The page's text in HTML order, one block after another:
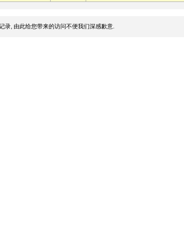
录, 由此给您带来的访问不便我们深感歉意.